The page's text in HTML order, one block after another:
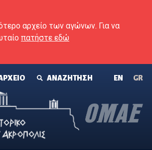
αρχείο των αγώνων. Για να
πατήστε εδώ
ΑΝΑΖΗΤΗΣΗ ΕΝ GR